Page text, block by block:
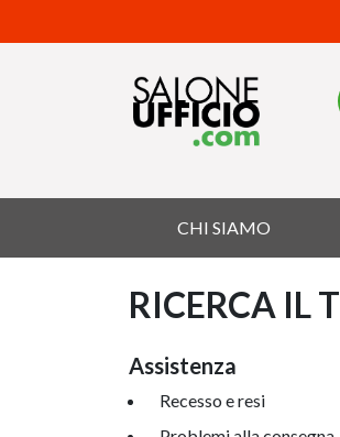
CHI SIAMO
RICERCA IL
Assistenza
Recesso e resi